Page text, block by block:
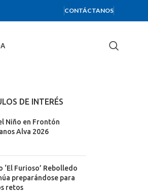
CONTÁCTANOS
DE INTERÉS
Niño en Frontón
Alva 2026
‘El Furioso’ Rebolledo
preparándose para
retos